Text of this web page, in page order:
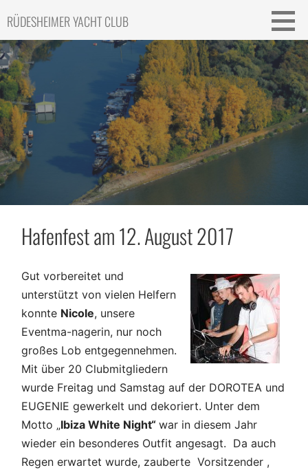
content
RÜDESHEIMER YACHT CLUB
Hafenfest am 12. August 2017
Gut vorbereitet und
unterstützt von vielen Helfern
konnte Nicole, unsere
Eventma-nagerin, nur noch
großes Lob entgegennehmen.
Mit über 20 Clubmitgliedern
wurde Freitag und Samstag auf der DOROTEA und
EUGENIE gewerkelt und dekoriert. Unter dem
Motto „Ibiza White Night“ war in diesem Jahr
wieder ein besonderes Outfit angesagt. Da auch
Regen erwartet wurde, zauberte Vorsitzender ,